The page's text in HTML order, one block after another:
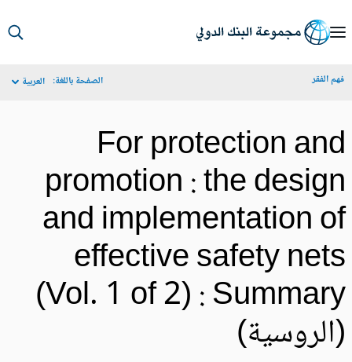
الفقر الصفحة باللغة: العربية
For protection
promotion : the
and implementation
effective safety
(Vol. 1 of 2) :